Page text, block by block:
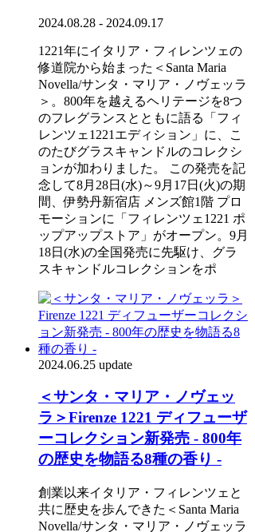
2024.08.28 - 2024.09.17
1221年にイタリア・フィレンツェの
修道院から始まった＜Santa Maria
Novella/サンタ・マリア・ノヴェッラ
＞。800年を越えるヘリテージを8つ
のフレグランスとともに語る「フィ
レンツェ1221エディション」に、こ
のたびグラスキャンドルのコレクシ
ョンが加わりました。 この発売を記
念して8月28日(水)～9月17日(火)の期
間、伊勢丹新宿店 メンズ館1階 プロ
モーションに「フィレンツェ1221 ポ
ップアップストア」がオープン。9月
18日(水)の全国発売に先駆け、グラ
スキャンドルコレクションをポ
2024.06.25 update
＜サンタ・マリア・ノヴェッ
ラ＞Firenze 1221 ディフューザ
ーコレクション新発売 - 800年
の歴史を物語る8種の香り -
創業以来イタリア・フィレンツェと
共に歴史を歩んできた＜Santa Maria
Novella/サンタ・マリア・ノヴェッラ